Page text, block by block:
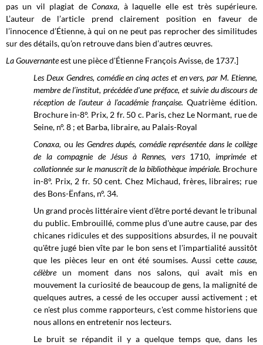
pas un vil plagiat deConaxa, à laquelle elle est très supérieure.
L’auteur de l’article prend clairement position en faveur de
l’innocence d’Étienne, à qui on ne peut pas reprocher des similitudes
sur des détails, qu’on retrouve dans bien d’autres œuvres.
La Gouvernanteest une pièce d'Étienne François Avisse, de 1737.]
Les Deux Gendres, comédie en cinq actes et en vers, par M. Etienne,
membre de l’institut, précédée d'une préface, et suivie du discours de
réception de l’auteur à l’académie française. Quatrième édition.
Brochure in-8°. Prix, 2 fr. 50 c. Paris, chez Le Normant, rue de
Seine, n°. 8 ; et Barba, libraire, au Palais-Royal
Conaxa, oules Gendres dupés, comédie représentée dans le collège
de la compagnie de Jésus à Rennes, vers 1710, imprimée et
collationnée sur le manuscrit de la bibliothèque impériale. Brochure
in-8°. Prix, 2 fr. 50 cent. Chez Michaud, frères, libraires; rue
des Bons-Ënfans, n°. 34.
Un grand procès littéraire vient d'être porté devant le tribunal
du public. Embrouillé, comme plus d'une autre cause, par des
chicanes ridicules et des suppositions absurdes, il ne pouvait
qu'être jugé bien vîte par le bon sens et l'impartialité aussitôt
que les pièces leur en ont été soumises. Aussi cette cause,
célèbreun moment dans nos salons, qui avait mis en
mouvement la curiosité de beaucoup de gens, la malignité de
quelques autres, a cessé de les occuper aussi activement ; et
ce n'est plus comme rapporteurs, c'est comme historiens que
nous allons en entretenir nos lecteurs.
Le bruit se répandit il y a quelque temps que, dans les